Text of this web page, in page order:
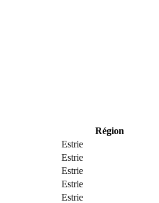
Région
Estrie
Estrie
Estrie
Estrie
Estrie